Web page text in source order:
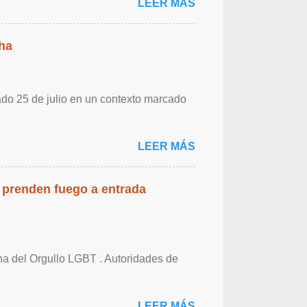
LEER MÁS
25 de julio en un contexto marcado
LEER MÁS
fuego a entrada
del Orgullo LGBT . Autoridades de